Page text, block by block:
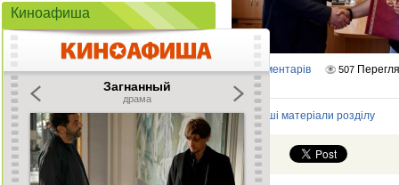
0 Коментарів 507
Інші матеріали розділу
Киноафиша